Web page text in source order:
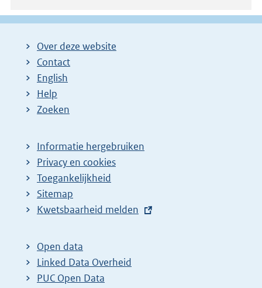
Over deze website
Contact
English
Help
Zoeken
Informatie hergebruiken
Privacy en cookies
Toegankelijkheid
Sitemap
E
t
e
r
Kwetsbaarheid melden
Open data
Linked Data Overheid
PUC Open Data